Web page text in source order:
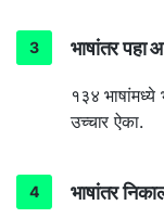
भाषांतर
१३४
उच्चार ऐका.
भाषांतर